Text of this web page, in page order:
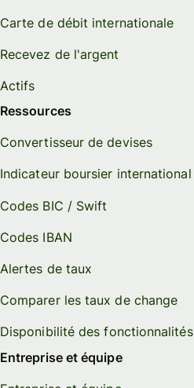
Carte de débit internationale
Recevez de l'argent
Actifs
Ressources
Convertisseur de devises
Indicateur boursier international
Codes BIC / Swift
Codes IBAN
Alertes de taux
Comparer les taux de change
Disponibilité des fonctionnalités
Entreprise et équipe